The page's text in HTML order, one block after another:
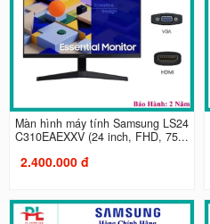
Màn hình máy tính Samsung LS24
C310EAEXXV (24 inch, FHD, 75...
2.400.000 đ